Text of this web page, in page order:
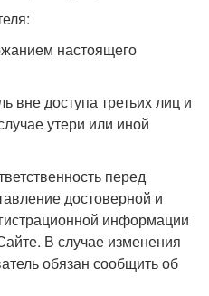
настоящего
вне доступа третьих лиц и
утери или иной
перед
достоверной и
информации
В случае изменения
обязан сообщить об